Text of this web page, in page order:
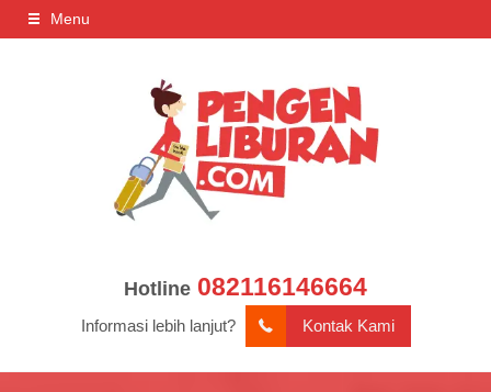
Menu
Hotline 082116146664
Informasi lebih lanjut? Kontak Kami